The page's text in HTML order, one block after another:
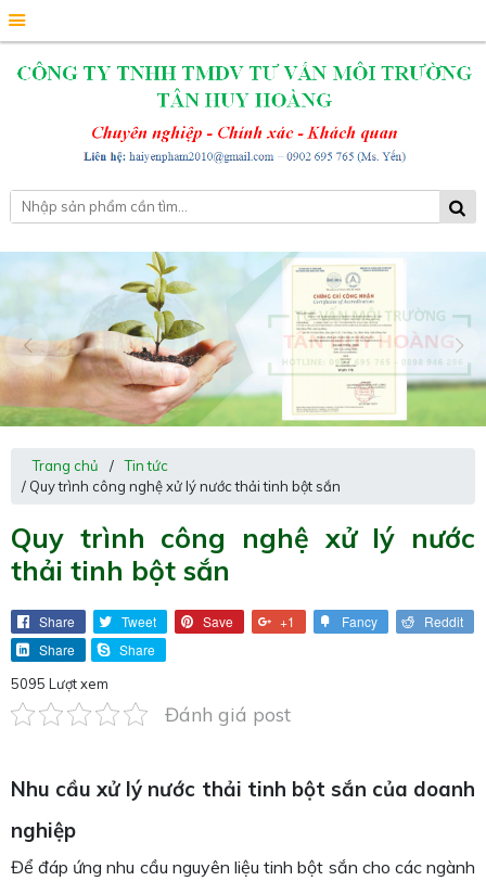
Trang chủ /
Tin tức
/ Quy trình công nghệ xử lý nước thải tinh bột sắn
Quy trình công nghệ xử lý nước
thải tinh bột sắn
Share Tweet Save +1 Fancy
Reddit
Share
Share
5095 Lượt xem
Đánh giá post
Nhu cầu xử lý nước thải tinh bột sắn của doanh
nghiệp
Để đáp ứng nhu cầu nguyên liệu tinh bột sắn cho các ngành